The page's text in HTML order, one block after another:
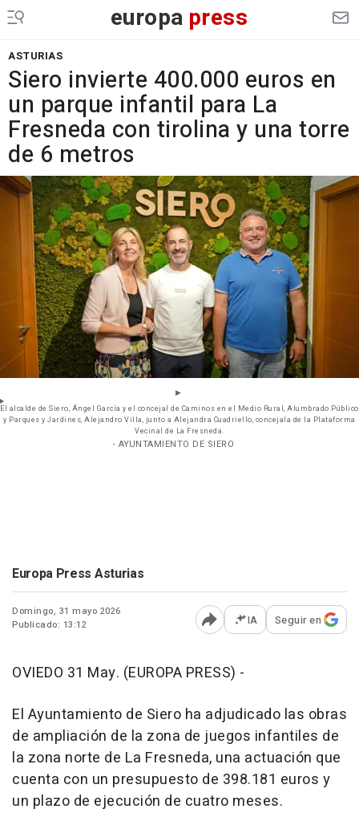
europa press
ASTURIAS
Siero invierte 400.000 euros en
un parque infantil para La
Fresneda con tirolina y una torre
de 6 metros
El alcalde de Siero, Ángel García y el concejal de Caminos en el Medio Rural, Alumbrado Público
y Parques y Jardines, Alejandro Villa, junto a Alejandra Cuadriello, concejala de la Plataforma
Vecinal de La Fresneda.
- AYUNTAMIENTO DE SIERO
Europa Press Asturias
Domingo, 31 mayo 2026
Publicado: 13:12
Abrir opciones para
IA Seguir en
OVIEDO 31 May. (EUROPA PRESS) -
El Ayuntamiento de Siero ha adjudicado las obras
de ampliación de la zona de juegos infantiles de
la zona norte de La Fresneda, una actuación que
cuenta con un presupuesto de 398.181 euros y
un plazo de ejecución de cuatro meses.